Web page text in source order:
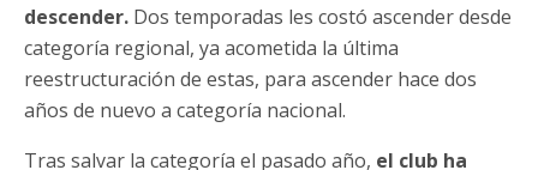
descender. Dos temporadas les costó ascender desde
categoría regional, ya acometida la última
reestructuración de estas, para ascender hace dos
años de nuevo a categoría nacional.
Tras salvar la categoría el pasado año, el club ha